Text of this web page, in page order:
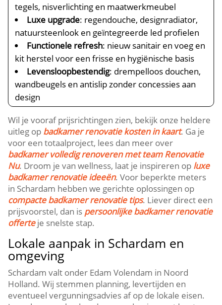
tegels, nisverlichting en maatwerkmeubel
Luxe upgrade: regendouche, designradiator,
natuursteenlook en geïntegreerde led profielen
Functionele refresh: nieuw sanitair en voeg en
kit herstel voor een frisse en hygiënische basis
Levensloopbestendig: drempelloos douchen,
wandbeugels en antislip zonder concessies aan
design
Wil je vooraf prijsrichtingen zien, bekijk onze heldere
uitleg op badkamer renovatie kosten in kaart.​ Ga je
voor een totaalproject, lees dan meer over
badkamer volledig renoveren met team Renovatie
Nu.​ Droom je van wellness, laat je inspireren op luxe
badkamer renovatie ideeën.​ Voor beperkte meters
in Schardam hebben we gerichte oplossingen op
compacte badkamer renovatie tips.​ Liever direct een
prijsvoorstel, dan is persoonlijke badkamer renovatie
offerteje snelste stap.​
Lokale aanpak in Schardam en
omgeving
Schardam valt onder Edam Volendam in Noord
Holland.​ Wij stemmen planning, levertijden en
eventueel vergunningsadvies af op de lokale eisen.​